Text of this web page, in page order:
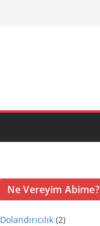
Ne Vereyim Abime?
Dolandırıcılık (2)